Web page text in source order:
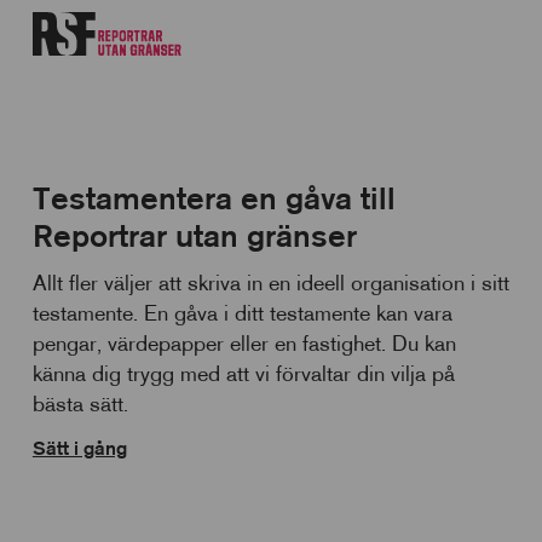
Testamentera en gåva till
Reportrar utan gränser
Allt fler väljer att skriva in en ideell organisation i sitt
testamente. En gåva i ditt testamente kan vara
pengar, värdepapper eller en fastighet. Du kan
känna dig trygg med att vi förvaltar din vilja på
bästa sätt.
Sätt i gång